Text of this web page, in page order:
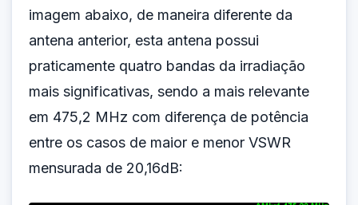
imagem abaixo, de maneira diferente da
antena anterior, esta antena possui
praticamente quatro bandas da irradiação
mais significativas, sendo a mais relevante
em 475,2 MHz com diferença de potência
entre os casos de maior e menor VSWR
mensurada de 20,16dB: